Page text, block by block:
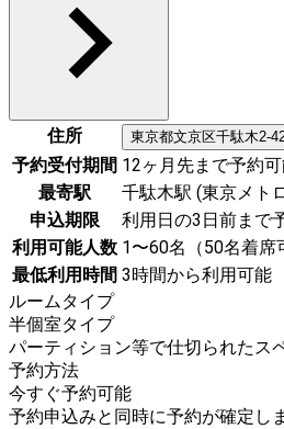
住所 東京都文京区千駄木2-
予約受付期間 12ヶ月先まで予約
最寄駅
千駄木駅 (東京メト
申込期限
利用日の3日前まで
利用可能人数 1〜60名（50名着席
最低利用時間 3時間から利用可能
ルームタイプ
半個室タイプ
パーティション等で仕切られたス
予約方法
今すぐ予約可能
予約申込みと同時に予約が確定し